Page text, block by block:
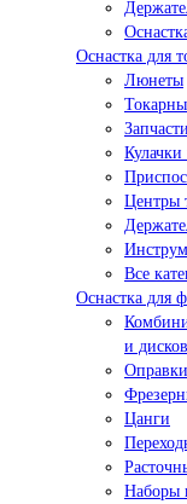
Оснастка для
Люнеты
Центры
Все
Оснастка для
и
Цанги
Наборы